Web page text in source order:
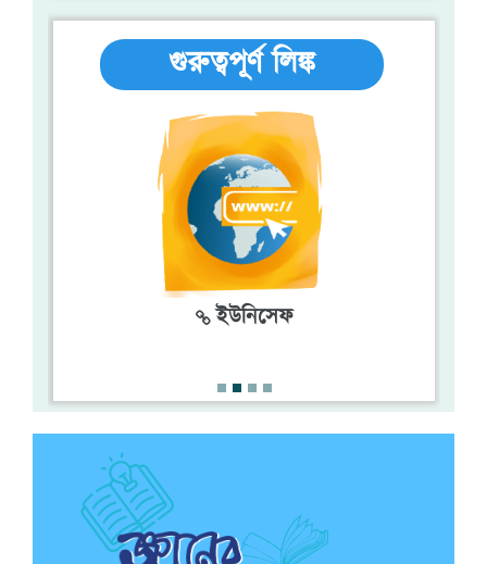
গুরুত্বপূর্ণ লিঙ্ক
ইউনিসেফ
কিশোরদের স্বপ্নে বীর্যপাত
খাদ্য ও পুষ্টি
খাদ্য ও পুষ্টি চক্র